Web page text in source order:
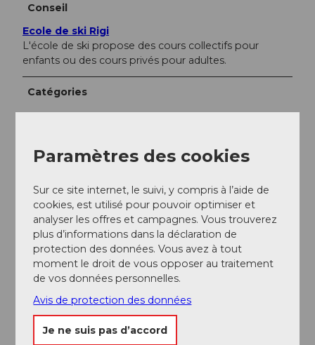
Conseil
Ecole de ski Rigi
L'école de ski propose des cours collectifs pour
enfants ou des cours privés pour adultes.
Catégories
Contact
Bahnhofstrasse 7
6354Vitznau
+41 (0)41 399 87 87
welcome@rigi.ch
Website
Arrivée
Paramètres des cookies
Sur ce site internet, le suivi, y compris à l’aide de
cookies, est utilisé pour pouvoir optimiser et
analyser les offres et campagnes. Vous trouverez
plus d’informations dans la déclaration de
protection des données. Vous avez à tout
moment le droit de vous opposer au traitement
de vos données personnelles.
Avis de protection des données
Je ne suis pas d’accord